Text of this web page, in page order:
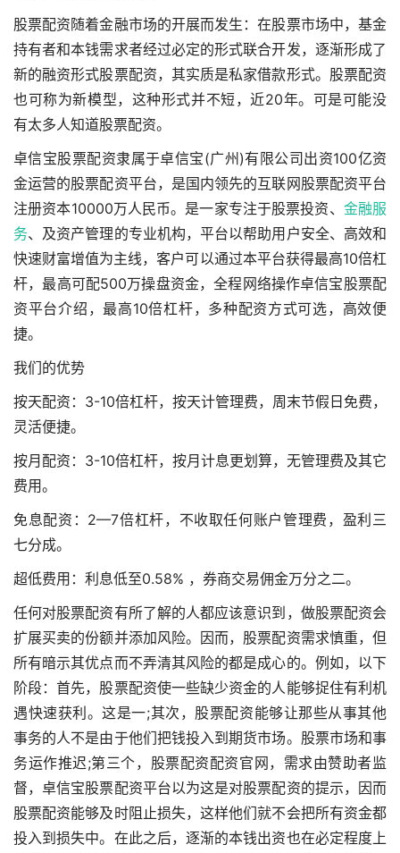
股票配资随着金融市场的开展而发生：在股票市场中，基金
持有者和本钱需求者经过必定的形式联合开发，逐渐形成了
新的融资形式股票配资，其实质是私家借款形式。股票配资
也可称为新模型，这种形式并不短，近20年。可是可能没
有太多人知道股票配资。
卓信宝股票配资隶属于卓信宝(广州)有限公司出资100亿资
金运营的股票配资平台，是国内领先的互联网股票配资平台
注册资本10000万人民币。是一家专注于股票投资、 金融服
务、及资产管理的专业机构，平台以帮助用户安全、高效和
快速财富增值为主线，客户可以通过本平台获得最高10倍杠
杆，最高可配500万操盘资金，全程网络操作卓信宝股票配
资平台介绍，最高10倍杠杆，多种配资方式可选，高效便
捷。
我们的优势
按天配资：3-10倍杠杆，按天计管理费，周末节假日免费，
灵活便捷。
按月配资：3-10倍杠杆，按月计息更划算，无管理费及其它
费用。
免息配资：2—7倍杠杆，不收取任何账户管理费，盈利三
七分成。
超低费用：利息低至0.58% ，券商交易佣金万分之二。
任何对股票配资有所了解的人都应该意识到，做股票配资会
扩展买卖的份额并添加风险。因而，股票配资需求慎重，但
所有暗示其优点而不弄清其风险的都是成心的。例如，以下
阶段：首先，股票配资使一些缺少资金的人能够捉住有利机
遇快速获利。这是一;其次，股票配资能够让那些从事其他
事务的人不是由于他们把钱投入到期货市场。股票市场和事
务运作推迟;第三个，股票配资配资官网 ，需求由赞助者监
督，卓信宝股票配资平台以为这是对股票配资的提示，因而
股票配资能够及时阻止损失，这样他们就不会把所有资金都
投入到损失中。在此之后，逐渐的本钱出资也在必定程度上